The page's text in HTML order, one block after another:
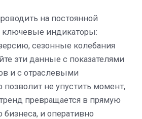
на постоянной
ключевые индикаторы:
сезонные колебания
эти данные с показателями
и с отраслевыми
позволит не упустить момент,
превращается в прямую
бизнеса, и оперативно